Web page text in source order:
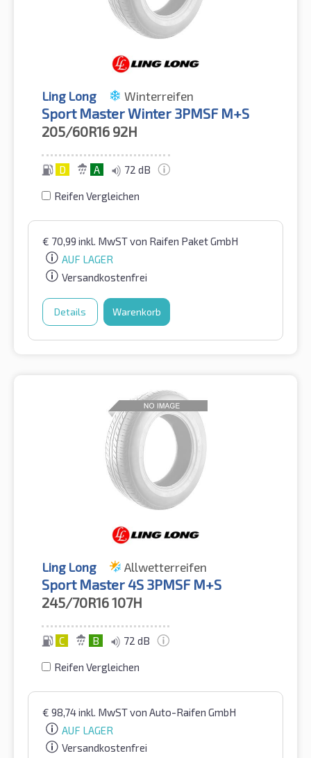
Ling Long Winterreifen
Sport Master Winter 3PMSF M+S
205/60R16 92H
D A 72 dB
Reifen Vergleichen
€ 70,99 inkl. MwSTvon Raifen Paket GmbH
AUF LAGER
Versandkostenfrei
Details Warenkorb
Ling Long Allwetterreifen
Sport Master 4S 3PMSF M+S
245/70R16107H
C B 72 dB
Reifen Vergleichen
€ 98,74inkl. MwSTvon Auto-Raifen GmbH
AUF LAGER
Versandkostenfrei